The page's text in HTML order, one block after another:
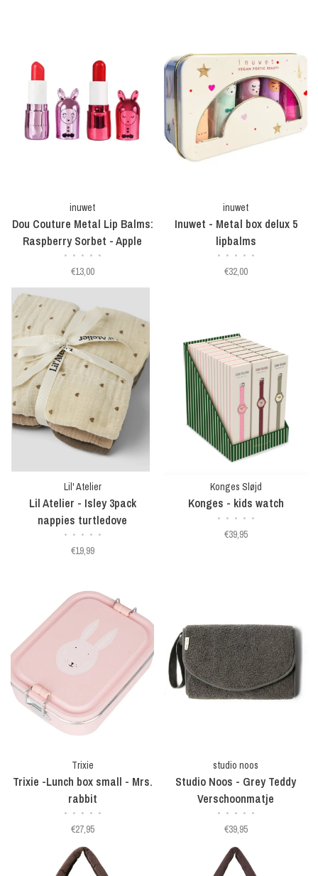
inuwet
Dou Couture Metal Lip Balms:
Raspberry Sorbet - Apple
Candy
• • • • •
€13,00
inuwet
Inuwet - Metal box delux 5
lipbalms
• • • • •
€32,00
Lil' Atelier
Lil Atelier - Isley 3pack
nappies turtledove
• • • • •
€19,99
Konges Sløjd
Konges - kids watch
• • • • •
€39,95
Trixie
Trixie -Lunch box small - Mrs.
rabbit
• • • • •
€27,95
studio noos
Studio Noos - Grey Teddy
Verschoonmatje
• • • • •
€39,95